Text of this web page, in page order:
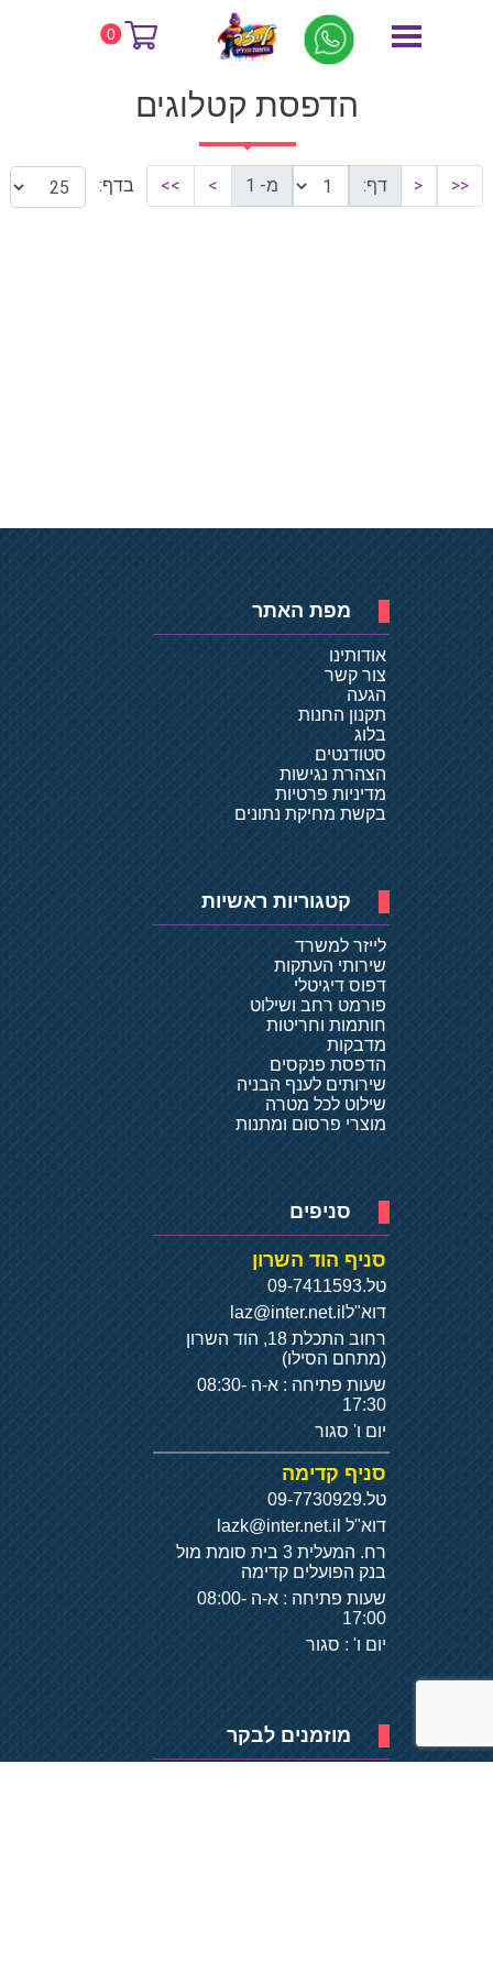
0 דף הבית הדפסת קטלוגים
הדפסת קטלוגים
<<
< דף: מ- 1 >
>> בדף:
מפת האתר
אודותינו
צור קשר
הגעה
תקנון החנות
בלוג
סטודנטים
הצהרת נגישות
מדיניות פרטיות
בקשת מחיקת נתונים
קטגוריות ראשיות
לייזר למשרד
שירותי העתקות
דפוס דיגיטלי
פורמט רחב ושילוט
חותמות וחריטות
מדבקות
הדפסת פנקסים
שירותים לענף הבניה
שילוט לכל מטרה
מוצרי פרסום ומתנות
סניפים
סניף הוד השרון
טל.09-7411593
דוא"ל laz@inter.net.il
רחוב התכלת 18, הוד השרון
(מתחם הסילו)
שעות פתיחה : א-ה 08:30-
17:30
יום ו' סגור
סניף קדימה
טל.09-7730929
דוא"ל
רח. המעלית 3 בית סומת מול
בנק הפועלים קדימה
שעות פתיחה : א-ה 08:00-
17:00
יום ו' : סגור
מוזמנים לבקר